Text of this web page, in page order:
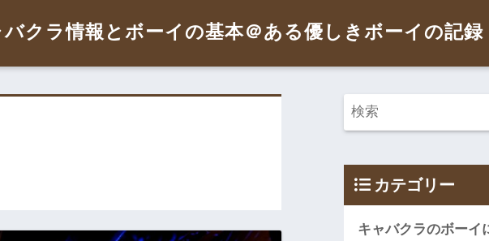
バクラ情報とボーイの基本＠ある優しきボーイの記録
カテゴリー
キャバクラのボーイ